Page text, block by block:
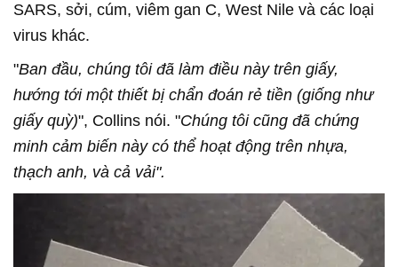
SARS, sởi, cúm, viêm gan C, West Nile và các loại
virus khác.
"Ban đầu, chúng tôi đã làm điều này trên giấy,
hướng tới một thiết bị chẩn đoán rẻ tiền (giống như
giấy quỳ)", Collins nói. "Chúng tôi cũng đã chứng
minh cảm biến này có thể hoạt động trên nhựa,
thạch anh, và cả vải".